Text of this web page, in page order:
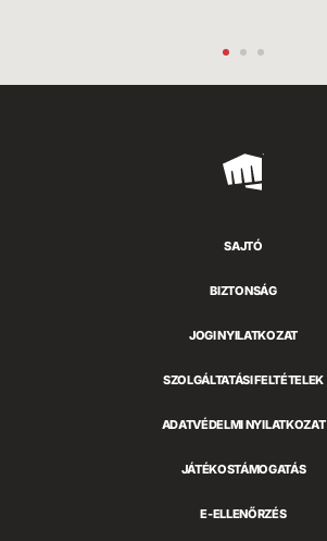
Riot
SAJTÓ
BIZTONSÁG
JOGI NYILATKOZAT
SZOLGÁLTATÁSI FELTÉTELEK
ADATVÉDELMI NYILATKOZAT
JÁTÉKOSTÁMOGATÁS
E-ELLENŐRZÉS